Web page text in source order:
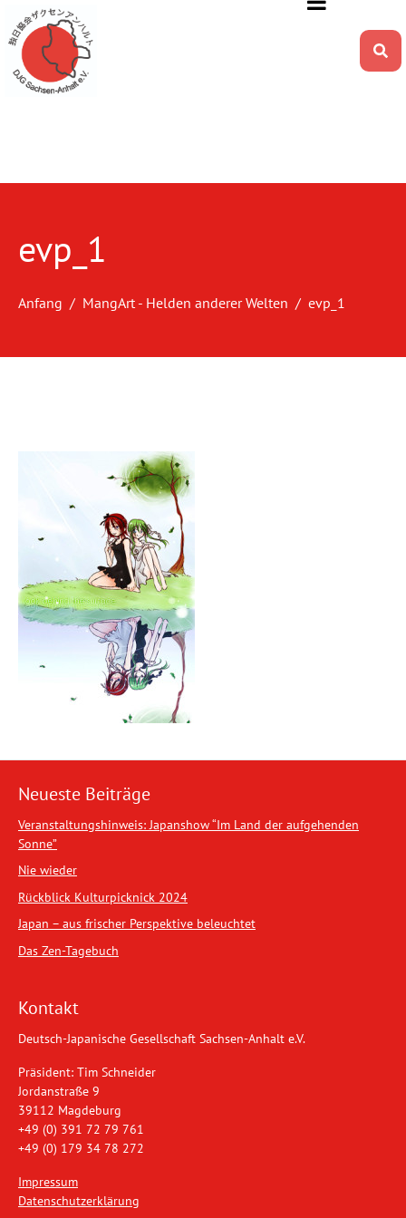
evp_1
Anfang MangArt - Helden anderer Welten evp_1
Neueste Beiträge
Veranstaltungshinweis: Japanshow “Im Land der aufgehenden
Sonne”
Nie wieder
Rückblick Kulturpicknick 2024
Japan – aus frischer Perspektive beleuchtet
Das Zen-Tagebuch
Kontakt
Deutsch-Japanische Gesellschaft Sachsen-Anhalt e.V.
Präsident: Tim Schneider
Jordanstraße 9
39112 Magdeburg
+49 (0) 391 72 79 761
+49 (0) 179 34 78 272
Impressum
Datenschutzerklärung